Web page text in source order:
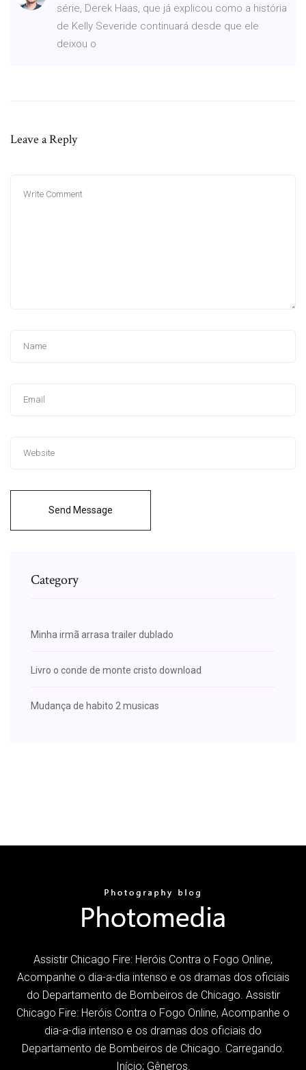
série, Derek Haas, que já explicou como a história
de Kelly Severide continuará desde que ele
deixou o
Leave a Reply
Send Message
Category
Minha irmã arrasa trailer dublado
Livro o conde de monte cristo download
Mudança de habito 2 musicas
Assistir Chicago Fire: Heróis Contra o Fogo Online,
Acompanhe o dia-a-dia intenso e os dramas dos oficiais
do Departamento de Bombeiros de Chicago. Assistir
Chicago Fire: Heróis Contra o Fogo Online, Acompanhe o
dia-a-dia intenso e os dramas dos oficiais do
Departamento de Bombeiros de Chicago. Carregando.
Início; Gêneros.